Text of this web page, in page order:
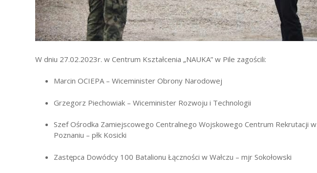
W dniu 27.02.2023r. w Centrum Kształcenia „NAUKA” w Pile zagościli:
Marcin OCIEPA – Wiceminister Obrony Narodowej
Grzegorz Piechowiak – Wiceminister Rozwoju i Technologii
Szef Ośrodka Zamiejscowego Centralnego Wojskowego Centrum Rekrutacji w
Poznaniu – płk Kosicki
Zastępca Dowódcy 100 Batalionu Łączności w Wałczu – mjr Sokołowski